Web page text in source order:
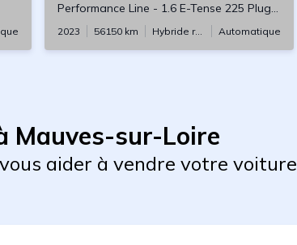
Performance Line - 1.6 E-Tense 225 Plug in Hybrid e-EAT8
2023 56150 km Hybride rechargeable Automatique
Mauves-sur-Loire
aider à vendre votre voiture